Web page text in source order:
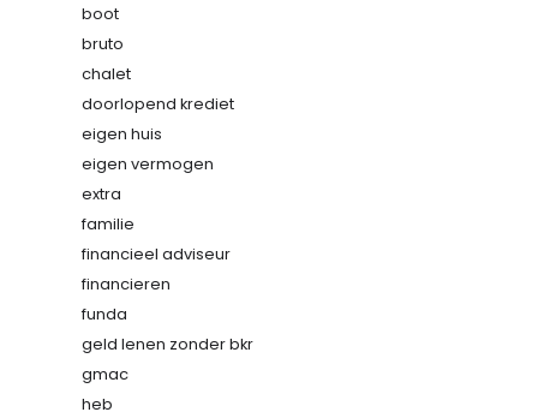
boot
bruto
chalet
doorlopend krediet
eigen huis
eigen vermogen
extra
familie
financieel adviseur
financieren
funda
geld lenen zonder bkr
gmac
heb